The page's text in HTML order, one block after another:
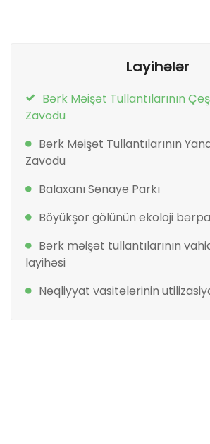
Layihələr
Bərk Məişət Tullantılarının
Zavodu
Bərk Məişət Tullantılarının
Zavodu
Balaxanı Sənaye Parkı
Böyükşor gölünün ekoloji
Bərk məişət tullantılarının
layihəsi
Nəqliyyat vasitələrinin